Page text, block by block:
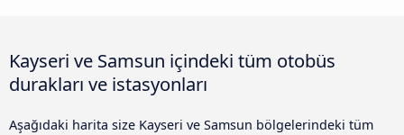
Kayseri ve Samsun içindeki tüm otobüs
durakları ve istasyonları
Aşağıdaki harita size Kayseri ve Samsun bölgelerindeki tüm